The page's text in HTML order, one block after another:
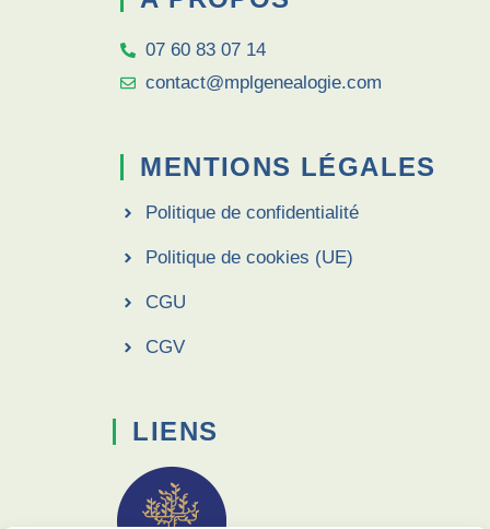
07 60 83 07 14
contact@mplgenealogie.com
MENTIONS LÉGALES
Politique de confidentialité
Politique de cookies (UE)
CGU
CGV
LIENS